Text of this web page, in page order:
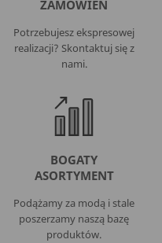
ZAMÓWIEŃ
Potrzebujesz ekspresowej
realizacji? Skontaktuj się z
nami.
BOGATY
ASORTYMENT
Podążamy za modą i stale
poszerzamy naszą bazę
produktów.